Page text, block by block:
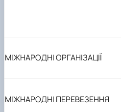
МІЖНАРОДНІ ОРГАНІЗАЦІЇ
МІЖНАРОДНІ ПЕРЕВЕЗЕННЯ